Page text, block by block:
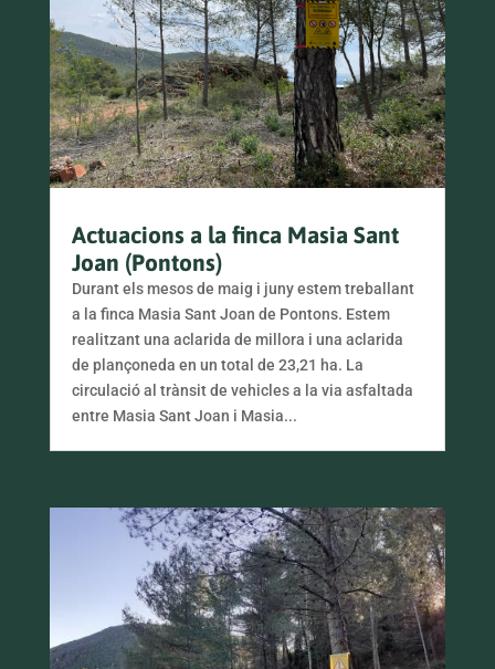
Actuacions a la finca Masia Sant
Joan (Pontons)
Durant els mesos de maig i juny estem treballant
a la finca Masia Sant Joan de Pontons. Estem
realitzant una aclarida de millora i una aclarida
de plançoneda en un total de 23,21 ha. La
circulació al trànsit de vehicles a la via asfaltada
entre Masia Sant Joan i Masia...